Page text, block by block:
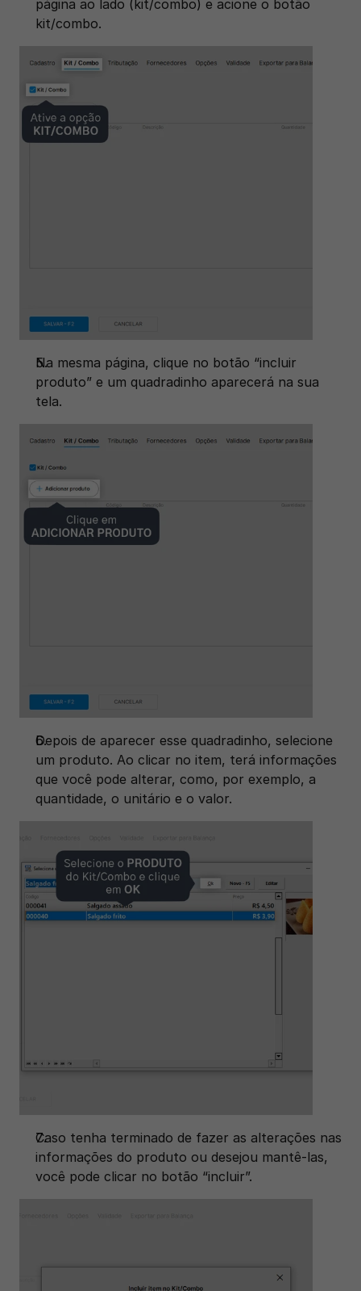
página ao lado (kit/combo) e acione o botão
kit/combo.
Na mesma página, clique no botão “incluir
produto” e um quadradinho aparecerá na sua
tela.
Depois de aparecer esse quadradinho, selecione
um produto. Ao clicar no item, terá informações
que você pode alterar, como, por exemplo, a
quantidade, o unitário e o valor.
Caso tenha terminado de fazer as alterações nas
informações do produto ou desejou mantê-las,
você pode clicar no botão “incluir”.